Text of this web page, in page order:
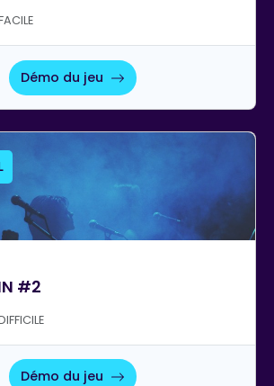
Démo du jeu
#2
Démo du jeu